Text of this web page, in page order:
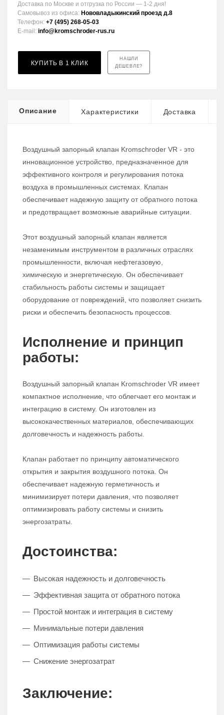
Доставка по Москве и отгрузка по России — 1-2 дня!
Самовывоз из офиса: Нововладыкинский проезд д.8
Телефон: +7 (495) 268-05-03
E-mail: info@kromschroder-rus.ru
КУПИТЬ В 1 КЛИК
НАШЛИ
ДЕШЕВЛЕ?
Описание Характеристики Доставка
Воздушный запорный клапан Kromschroder VR - это
инновационное устройство, предназначенное для
эффективного контроля и регулирования потока
воздуха в промышленных системах. Клапан
обеспечивает надежную защиту от обратного потока
и предотвращает возможные аварийные ситуации.
Этот воздушный запорный клапан является
незаменимым инструментом в различных отраслях
промышленности, включая нефтегазовую,
химическую и энергетическую. Он обеспечивает
стабильность работы системы и защищает
оборудование от повреждений, что позволяет снизить
риски и обеспечить безопасность процессов.
Исполнение и принцип
работы:
Воздушный запорный клапан Kromschroder VR имеет
компактное исполнение, что облегчает его монтаж и
интеграцию в систему. Он изготовлен из
высококачественных материалов, обеспечивающих
долговечность и надежность работы.
Клапан работает по принципу автоматического
открытия и закрытия воздушного потока. Он
обеспечивает надежную герметичность и
минимизирует потери давления, что позволяет
оптимизировать работу системы и снизить
энергозатраты.
Достоинства:
Высокая надежность и долговечность
Эффективная защита от обратного потока
Простой монтаж и интеграция в систему
Минимальные потери давления
Оптимизация работы системы
Снижение энергозатрат
Заключение: